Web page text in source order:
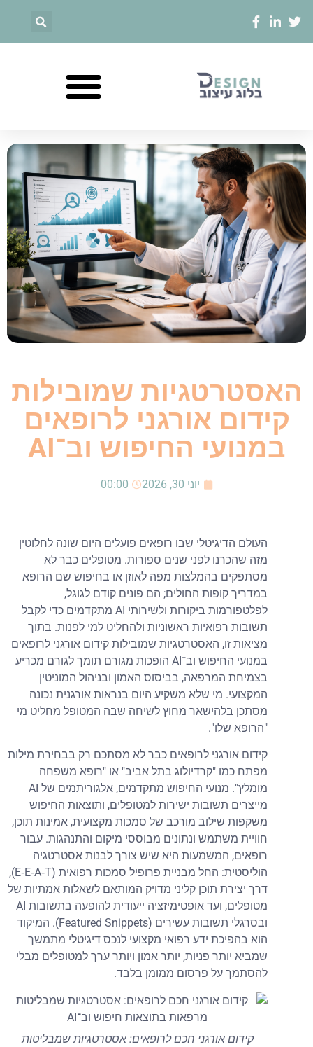
האסטרטגיות שמובילות
קידום אורגני לרופאים
במנועי החיפוש וב־AI
יוני 30, 2026 00:00
העולם הדיגיטלי שבו רופאים פועלים היום שונה לחלוטין
מזה שהכרנו לפני שנים ספורות. מטופלים כבר לא
מסתפקים בהמלצות מפה לאוזן או בחיפוש שם הרופא
במדריך קופות החולים; הם פונים קודם לגוגל,
לפלטפורמות ביקורות ולשירותי AI מתקדמים כדי לקבל
תשובות רפואיות ראשוניות ולהחליט למי לפנות. בתוך
מציאות זו, האסטרטגיות שמובילות קידום אורגני לרופאים
במנועי החיפוש וב־AI הופכות מגורם תומך לגורם מכריע
בצמיחת המרפאה, בביסוס האמון ובניהול המוניטין
המקצועי. מי שלא משקיע היום בנראות אורגנית נכונה
מסתכן בלהישאר מחוץ לשיחה שבה המטופל מחליט מי
"הרופא שלו".
קידום אורגני לרופאים כבר לא מסתכם רק בבחירת מילות
מפתח כמו "קרדיולוג בתל אביב" או "רופא משפחה
מומלץ". מנועי החיפוש מתקדמים, אלגוריתמים של AI
מייצרים תשובות ישירות למטופלים, ותוצאות החיפוש
משקפות שילוב מורכב של סמכות מקצועית, אמינות תוכן,
חוויית משתמש ונתונים מבוססי מיקום והתנהגות. עבור
רופאים, המשמעות היא שיש צורך לבנות אסטרטגיה
הוליסטית: החל מבניית פרופיל סמכות רפואית (E‑E‑A‑T),
דרך יצירת תוכן קליני מדויק המותאם לשאלות אמתיות של
מטופלים, ועד אופטימיזציה ייעודית להופעה בתשובות AI
ובסרגלי תשובות עשירים (Featured Snippets). המיקוד
הוא בהפיכת ידע רפואי מקצועי לנכס דיגיטלי מתמשך
שמביא יותר פניות, יותר אמון ויותר ערך למטופלים מבלי
להסתמך על פרסום ממומן בלבד.
קידום אורגני חכם לרופאים: אסטרטגיות שמבליטות